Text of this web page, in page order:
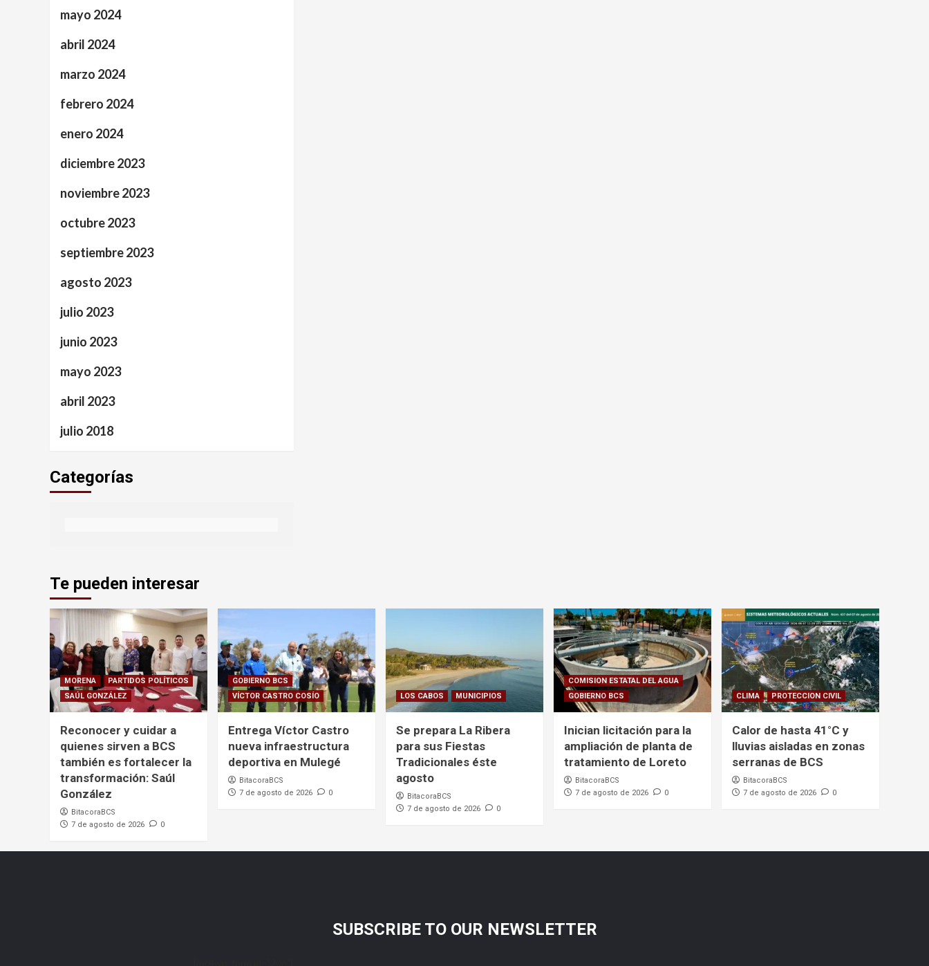
mayo 2024
abril 2024
marzo 2024
febrero 2024
enero 2024
diciembre 2023
noviembre 2023
octubre 2023
septiembre 2023
agosto 2023
julio 2023
junio 2023
mayo 2023
abril 2023
julio 2018
Categorías
Te pueden interesar
MORENA
PARTIDOS POLÍTICOS
SAÚL GONZÁLEZ
Reconocer y cuidar a
quienes sirven a BCS
también es fortalecer la
transformación: Saúl
González
BitacoraBCS
7 de agosto de 2026
0
GOBIERNO BCS
VÍCTOR CASTRO COSÍO
Entrega Víctor Castro
nueva infraestructura
deportiva en Mulegé
BitacoraBCS
7 de agosto de 2026
0
LOS CABOS MUNICIPIOS
Se prepara La Ribera
para sus Fiestas
Tradicionales éste
agosto
BitacoraBCS
7 de agosto de 2026
0
COMISION ESTATAL DEL AGUA
GOBIERNO BCS
Inician licitación para la
ampliación de planta de
tratamiento de Loreto
BitacoraBCS
7 de agosto de 2026
0
CLIMA PROTECCION CIVIL
Calor de hasta 41°C y
lluvias aisladas en zonas
serranas de BCS
BitacoraBCS
7 de agosto de 2026
0
SUBSCRIBE TO OUR NEWSLETTER